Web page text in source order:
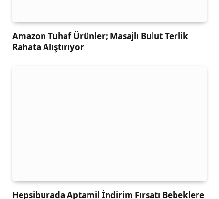
Amazon Tuhaf Ürünler; Masajlı Bulut Terlik
Rahata Alıştırıyor
Hepsiburada Aptamil İndirim Fırsatı Bebeklere